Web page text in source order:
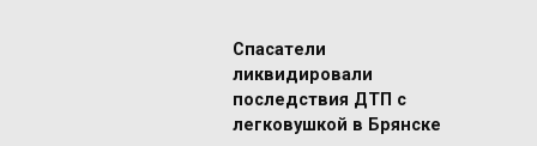
Спасатели
ликвидировали
последствия ДТП с
легковушкой в Брянске